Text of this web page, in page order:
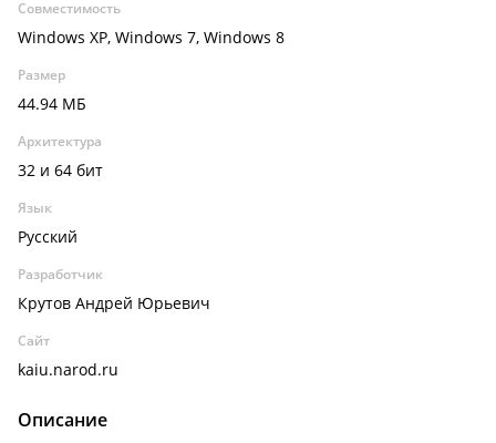
Совместимость
Windows XP, Windows 7, Windows 8
Размер
44.94 МБ
Архитектура
32 и 64 бит
Язык
Русский
Разработчик
Крутов Андрей Юрьевич
Сайт
kaiu.narod.ru
Описание